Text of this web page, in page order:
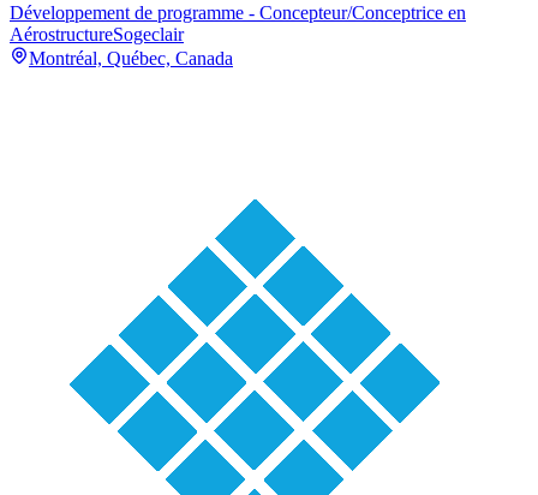
Développement de programme - Concepteur/Conceptrice en
AérostructureSogeclair
Montréal, Québec, Canada